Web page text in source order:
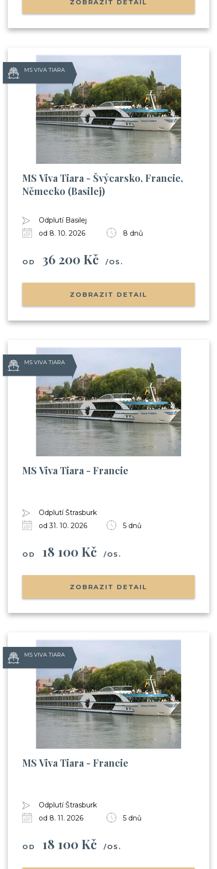
ZOBRAZIT DETAIL
MS VIVA TIARA
MS Viva Tiara - Švýcarsko, Francie,
Německo (Basilej)
Odplutí Basilej
od 8. 10. 2026
8 dnů
OD 36 200 Kč /OS.
ZOBRAZIT DETAIL
MS VIVA TIARA
MS Viva Tiara - Francie
Odplutí Štrasburk
od 31. 10. 2026
5 dnů
OD 18 100 Kč /OS.
ZOBRAZIT DETAIL
MS VIVA TIARA
MS Viva Tiara - Francie
Odplutí Štrasburk
od 8. 11. 2026
5 dnů
OD 18 100 Kč /OS.